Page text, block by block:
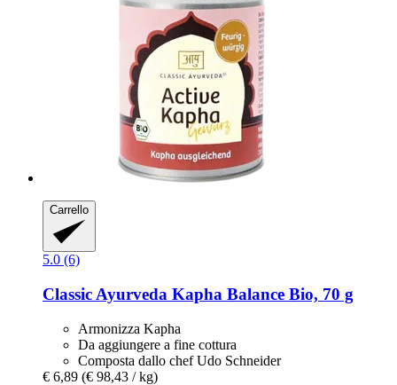
Carrello
5.0 (6)
Classic Ayurveda Kapha Balance Bio, 70 g
Armonizza Kapha
Da aggiungere a fine cottura
Composta dallo chef Udo Schneider
€ 6,89 (€ 98,43 / kg)